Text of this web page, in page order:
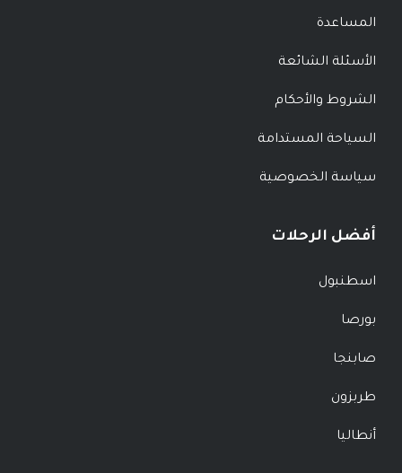
المساعدة
الأسئلة الشائعة
الشروط والأحكام
السياحة المستدامة
سياسة الخصوصية
أفضل الرحلات
اسطنبول
بورصا
صابنجا
طربزون
أنطاليا